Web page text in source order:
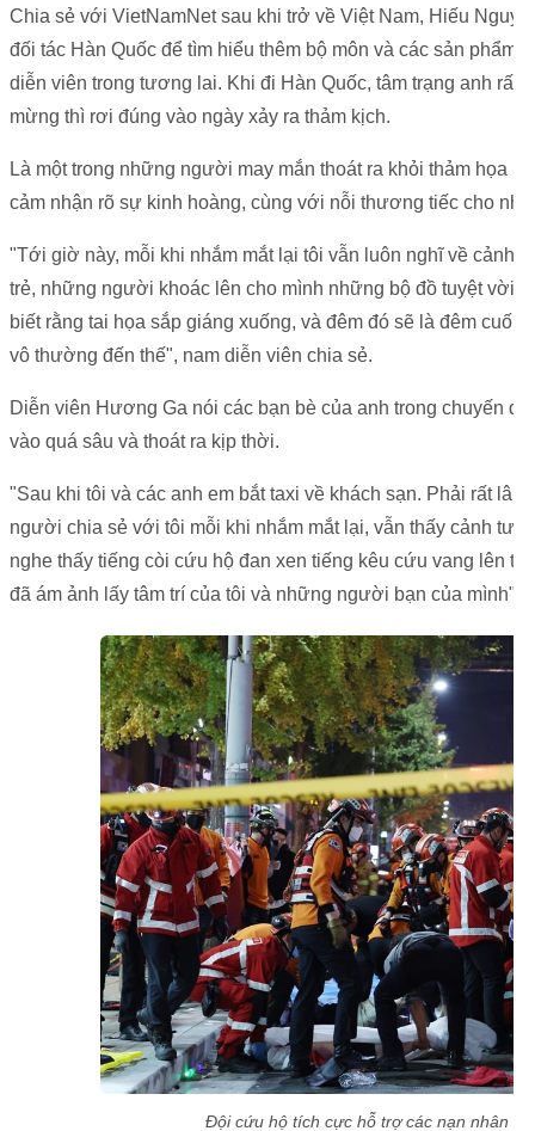
Chia sẻ với VietNamNet sau khi trở về Việt Nam, Hiếu
đối tác Hàn Quốc để tìm hiểu thêm bộ môn và các sản phẩm
diễn viên trong tương lai. Khi đi Hàn Quốc, tâm trạng anh rất
mừng thì rơi đúng vào ngày xảy ra thảm kịch.
Là một trong những người may mắn thoát ra khỏi thảm họa
cảm nhận rõ sự kinh hoàng, cùng với nỗi thương tiếc cho
"Tới giờ này, mỗi khi nhắm mắt lại tôi vẫn luôn nghĩ về cảnh
trẻ, những người khoác lên cho mình những bộ đồ tuyệt vời
biết rằng tai họa sắp giáng xuống, và đêm đó sẽ là đêm cuối
vô thường đến thế", nam diễn viên chia sẻ.
Diễn viên Hương Ga nói các bạn bè của anh trong chuyến đi
vào quá sâu và thoát ra kịp thời.
"Sau khi tôi và các anh em bắt taxi về khách sạn. Phải rất
người chia sẻ với tôi mỗi khi nhắm mắt lại, vẫn thấy cảnh
nghe thấy tiếng còi cứu hộ đan xen tiếng kêu cứu vang lên
đã ám ảnh lấy tâm trí của tôi và những người bạn của mình",
Đội cứu hộ tích cực hỗ trợ các nạn nhân